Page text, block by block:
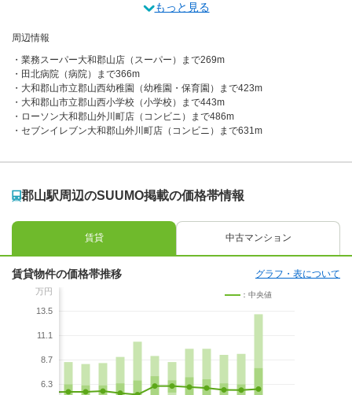
もっと見る
周辺情報
業務スーパー大和郡山店（スーパー）まで269m
田北病院（病院）まで366m
大和郡山市立郡山西幼稚園（幼稚園・保育園）まで423m
大和郡山市立郡山西小学校（小学校）まで443m
ローソン大和郡山外川町店（コンビニ）まで486m
セブンイレブン大和郡山外川町店（コンビニ）まで631m
郡山駅周辺のSUUMO掲載の価格帯情報
賃貸 中古マンション
賃貸物件の価格帯推移 グラフ・表について
万円
13.5
11.1
8.7
6.3
：中央値